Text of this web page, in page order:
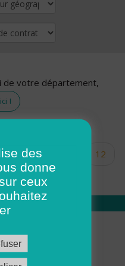
de votre département,
!
… 10
12
16 17
nous
des
donne
ceux